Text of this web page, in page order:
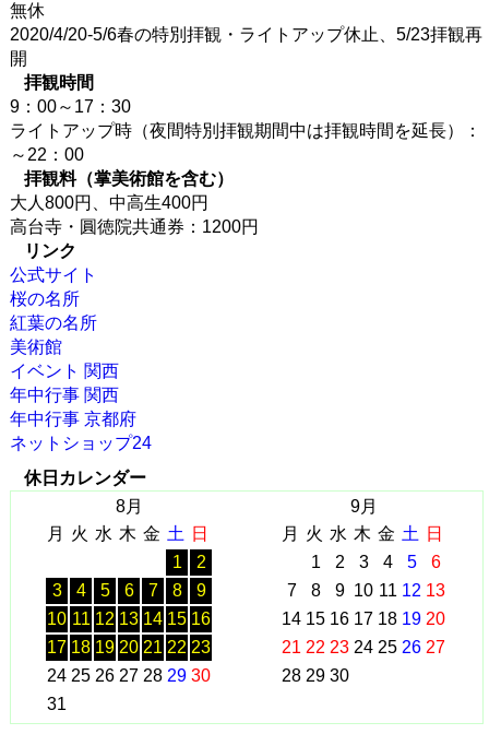
無休
2020/4/20-5/6春の特別拝観・ライトアップ休止、5/23拝観再
開
拝観時間
9：00～17：30
ライトアップ時（夜間特別拝観期間中は拝観時間を延長）：
～22：00
拝観料（掌美術館を含む）
大人800円、中高生400円
高台寺・圓徳院共通券：1200円
リンク
公式サイト
桜の名所
紅葉の名所
美術館
イベント 関西
年中行事 関西
年中行事 京都府
ネットショップ24
休日カレンダー
8月
月
火 水 木 金 土
日
1
2
3
4 5 6 7 8
9
10 11 12 13 14 15 16
17 18 19 20 21 22 23
24 25 26 27 28 29 30
31
9月
月
火 水 木 金 土
日
1
2 3 4 5
6
7
8 9 10 11 12 13
14 15 16 17 18 19 20
21 22 23 24 25 26 27
28 29 30